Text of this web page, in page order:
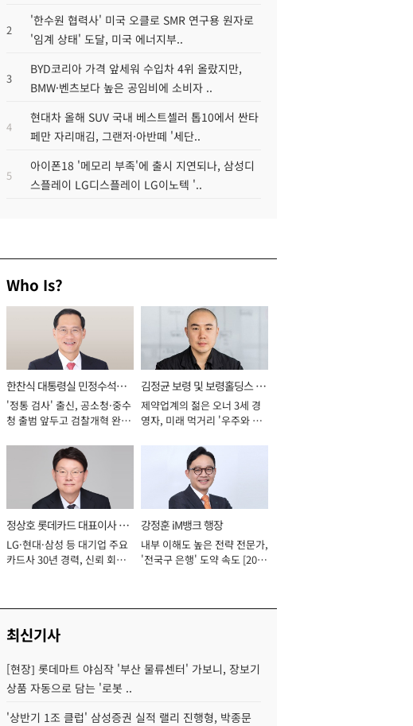
2
'한수원 협력사' 미국 오클로 SMR 연구용 원자로
'임계 상태' 도달, 미국 에너지부..
3
BYD코리아 가격 앞세워 수입차 4위 올랐지만,
BMW·벤츠보다 높은 공임비에 소비자 ..
4
현대차 올해 SUV 국내 베스트셀러 톱10에서 싼타
페만 자리매김, 그랜저·아반떼 '세단..
5
아이폰18 '메모리 부족'에 출시 지연되나, 삼성디
스플레이 LG디스플레이 LG이노텍 '..
Who Is?
한찬식 대통령실 민정수석비
서관
'정통 검사' 출신, 공소청·중수
청 출범 앞두고 검찰개혁 완수
김정균 보령 및 보령홀딩스 대
표이사 사장
제약업계의 젊은 오너 3세 경
영자, 미래 먹거리 '우주와 헬
정상호 롯데카드 대표이사 사
장
LG·현대·삼성 등 대기업 주요
카드사 30년 경력, 신뢰 회복
강정훈 iM뱅크 행장
내부 이해도 높은 전략 전문가,
'전국구 은행' 도약 속도 [2026
최신기사
[현장] 롯데마트 야심작 '부산 물류센터' 가보니, 장보기
상품 자동으로 담는 '로봇 ..
'상반기 1조 클럽' 삼성증권 실적 랠리 진행형, 박종문